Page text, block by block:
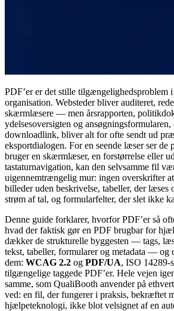
PDF’er er det stille tilgængelighedsproblem
organisation. Websteder bliver auditeret,
skærmlæsere — men årsrapporten,
ydelsesoversigten og ansøgningsformularen,
downloadlink, bliver alt for ofte sendt ud
eksportdialogen. For en seende læser ser de
bruger en skærmlæser, en forstørrelse eller
tastaturnavigation, kan den selvsamme fil
uigennemtrængelig mur: ingen overskrifter
billeder uden beskrivelse, tabeller, der læses
strøm af tal, og formularfelter, der slet ikke
Denne guide forklarer, hvorfor PDF’er så
hvad der faktisk gør en PDF brugbar for
dækker de strukturelle byggesten — tags,
tekst, tabeller, formularer og metadata — og
dem: WCAG 2.2 og PDF/UA, ISO 14289-
tilgængelige taggede PDF’er. Hele vejen
samme, som QualiBooth anvender på
ved: en fil, der fungerer i praksis, bekræftet
hjælpeteknologi, ikke blot velsignet af en